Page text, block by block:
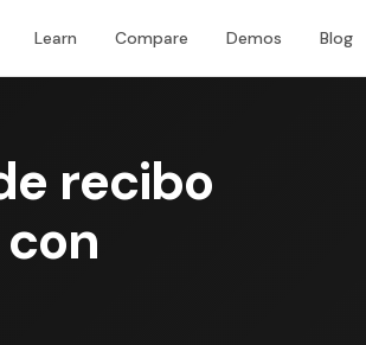
Learn Compare Demos Blog
recibo